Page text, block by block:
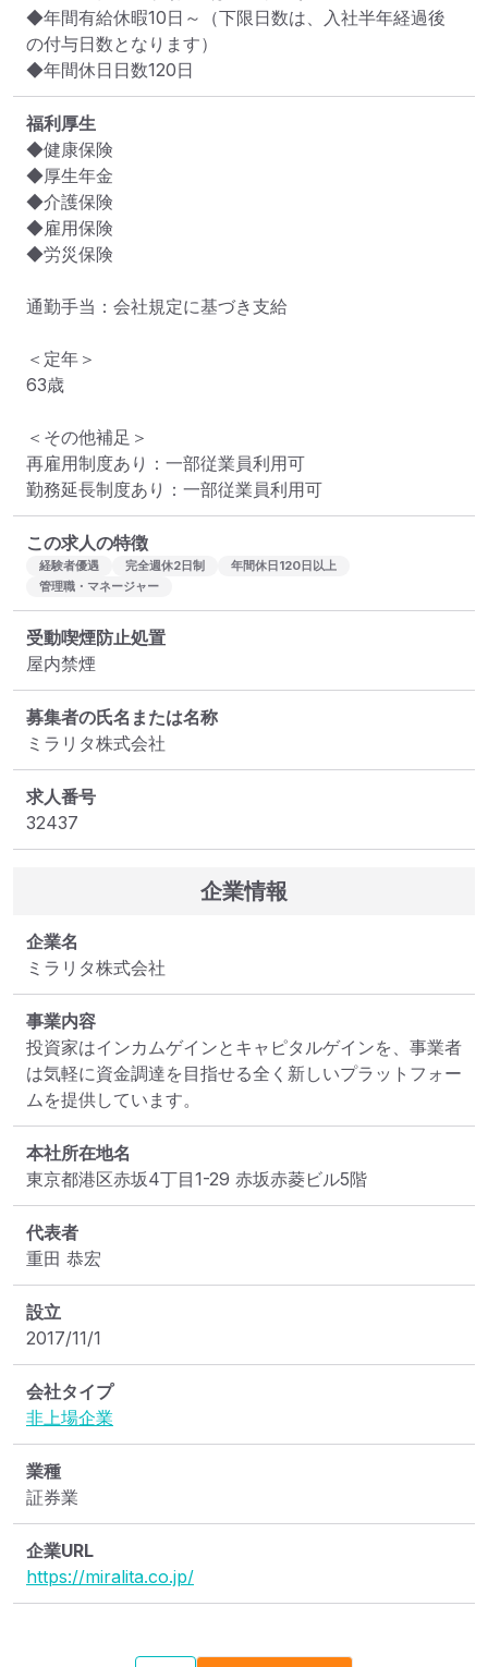
◆年間有給休暇10日～（下限日数は、入社半年経過後
の付与日数となります）
◆年間休日日数120日
福利厚生
◆健康保険
◆厚生年金
◆介護保険
◆雇用保険
◆労災保険
通勤手当：会社規定に基づき支給
＜定年＞
63歳
＜その他補足＞
再雇用制度あり：一部従業員利用可
勤務延長制度あり：一部従業員利用可
この求人の特徴
経験者優遇 完全週休2日制
年間休日120日以上
管理職・マネージャー
受動喫煙防止処置
屋内禁煙
募集者の氏名または名称
ミラリタ株式会社
求人番号
32437
企業情報
企業名
ミラリタ株式会社
事業内容
投資家はインカムゲインとキャピタルゲインを、事業者
は気軽に資金調達を目指せる全く新しいプラットフォー
ムを提供しています。
本社所在地名
東京都港区赤坂4丁目1-29 赤坂赤菱ビル5階
代表者
重田 恭宏
設立
2017/11/1
会社タイプ
非上場企業
業種
証券業
企業URL
https://miralita.co.jp/